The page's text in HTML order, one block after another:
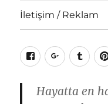
İletişim / Reklam
FacebookGoogle+
Hayatta en